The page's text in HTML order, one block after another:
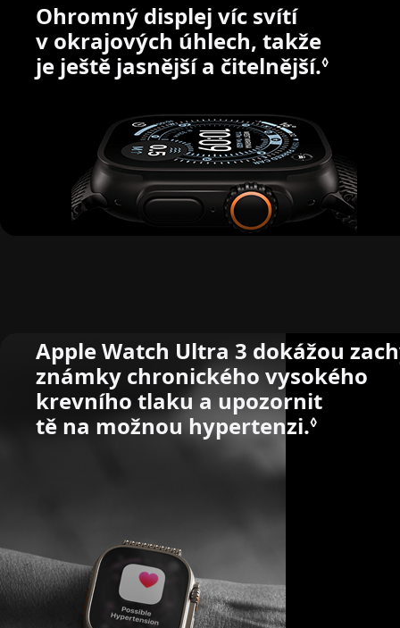
Ohromný displej víc svítí
v okrajových úhlech, takže
je ještě jasnější a čitelnější.◊
Apple Watch Ultra 3 dokážou
známky chronického vysokého
krevního tlaku a upozornit
tě na možnou hypertenzi.◊